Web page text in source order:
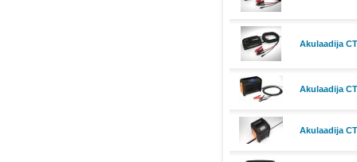
Akulaadija
Akulaadija
Akulaadija